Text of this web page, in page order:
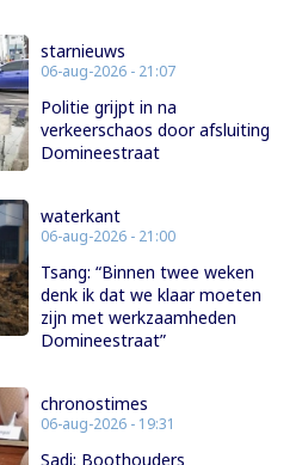
starnieuws
06-aug-2026 - 21:07
Politie grijpt in na
verkeerschaos door afsluiting
Domineestraat
waterkant
06-aug-2026 - 21:00
Tsang: “Binnen twee weken
denk ik dat we klaar moeten
zijn met werkzaamheden
Domineestraat”
chronostimes
06-aug-2026 - 19:31
Sadi: Boothouders